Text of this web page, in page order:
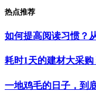
热点推荐
如何提高阅读习惯？
耗时1天的建材大采
一地鸡毛的日子，到